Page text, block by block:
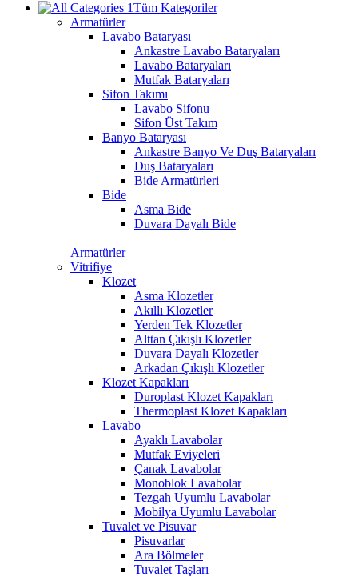
Tüm Kategoriler
Armatürler
Lavabo Bataryası
Ankastre Lavabo Bataryaları
Lavabo Bataryaları
Mutfak Bataryaları
Sifon Takımı
Lavabo Sifonu
Sifon Üst Takım
Banyo Bataryası
Ankastre Banyo Ve Duş Bataryaları
Duş Bataryaları
Bide Armatürleri
Bide
Asma Bide
Duvara Dayalı Bide
Armatürler
Vitrifiye
Klozet
Asma Klozetler
Akıllı Klozetler
Yerden Tek Klozetler
Alttan Çıkışlı Klozetler
Duvara Dayalı Klozetler
Arkadan Çıkışlı Klozetler
Klozet Kapakları
Duroplast Klozet Kapakları
Thermoplast Klozet Kapakları
Lavabo
Ayaklı Lavabolar
Mutfak Eviyeleri
Çanak Lavabolar
Monoblok Lavabolar
Tezgah Uyumlu Lavabolar
Mobilya Uyumlu Lavabolar
Tuvalet ve Pisuvar
Pisuvarlar
Ara Bölmeler
Tuvalet Taşları